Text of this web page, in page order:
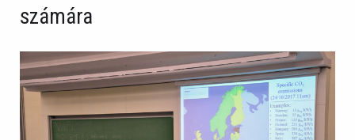
számára